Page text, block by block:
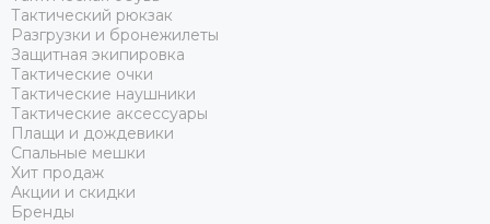
Тактический рюкзак
Разгрузки и бронежилеты
Защитная экипировка
Тактические очки
Тактические наушники
Тактические аксессуары
Плащи и дождевики
Спальные мешки
Хит продаж
Акции и скидки
Бренды